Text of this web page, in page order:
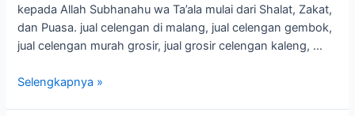
kepada Allah Subhanahu wa Ta’ala mulai dari Shalat, Zakat,
dan Puasa. jual celengan di malang, jual celengan gembok,
jual celengan murah grosir, jual grosir celengan kaleng, …
Selengkapnya »